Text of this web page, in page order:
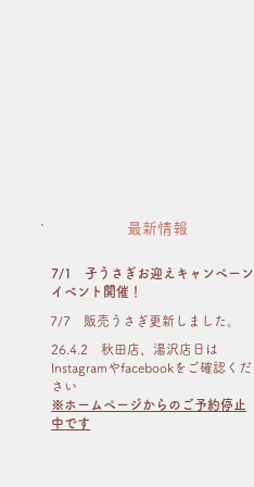
最新情報
7/1 子うさぎお迎えキャンペーン
イベント開催！
​7/7 販売うさぎ更新しました。
26.4.2 秋田店、湯沢店日は
Instagramやfacebookをご確認くだ
さい
※ホームページからのご予約停止
中です